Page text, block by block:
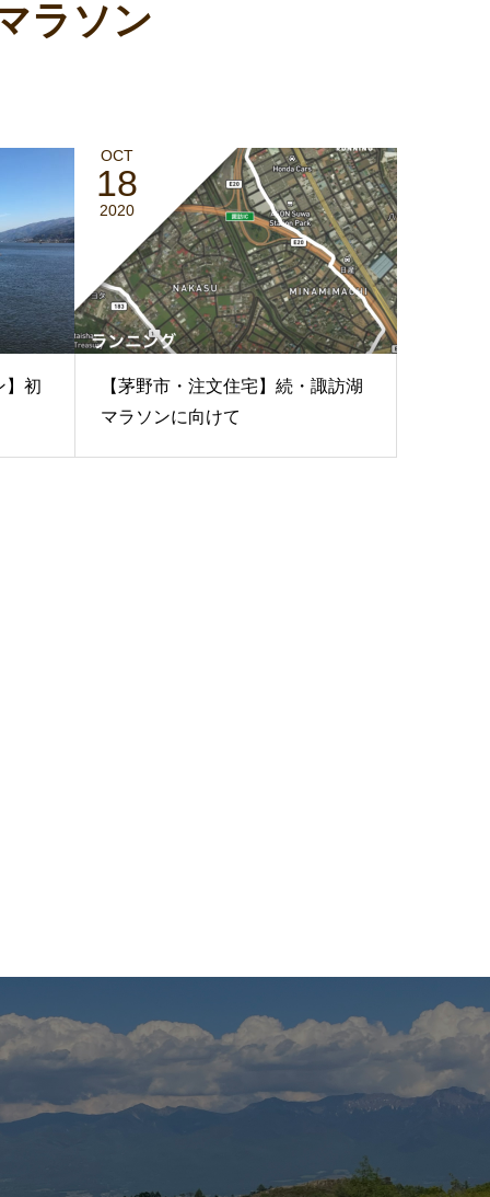
ラソン
】初
OCT
18
2020
【茅野市・注文住宅】続・諏訪湖
マラソンに向けて